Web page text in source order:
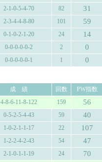
2-1-0-5-4-70 82 31
2-3-4-4-8-80 101 59
0-1-0-2-1-20 24 14
0-0-0-0-0-2 2 0
0-0-0-0-0-1 1 0
成 績 回数
PW指数
4-8-6-11-8-122 159 56
0-5-2-5-4-43 59 40
1-0-2-1-1-17 22 107
1-2-2-4-2-43 54 47
2-1-0-1-1-19 24 70